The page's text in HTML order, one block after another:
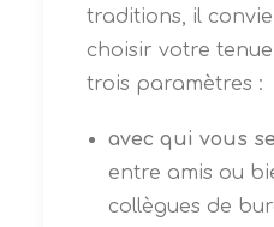
traditions, il
choisir votre
trois paramètres :
avec qui vous
entre amis ou
collègues de